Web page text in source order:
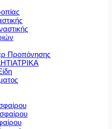
Προπόνησης